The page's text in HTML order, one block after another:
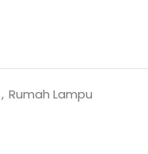
, Rumah Lampu